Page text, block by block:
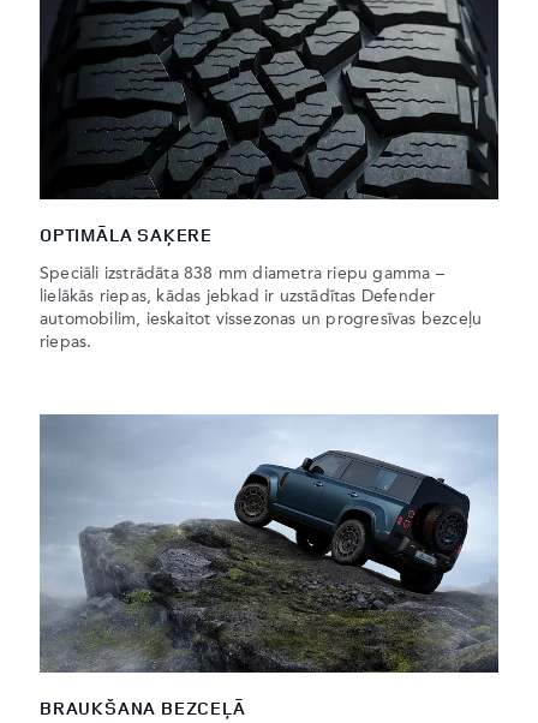
OPTIMĀLA SAĶERE
Speciāli izstrādāta 838 mm diametra riepu gamma –
lielākās riepas, kādas jebkad ir uzstādītas Defender
automobilim, ieskaitot vissezonas un progresīvas bezceļu
riepas.
BRAUKŠANA BEZCEĻĀ